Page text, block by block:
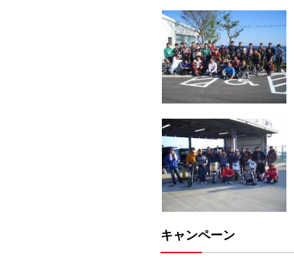
キャンペーン